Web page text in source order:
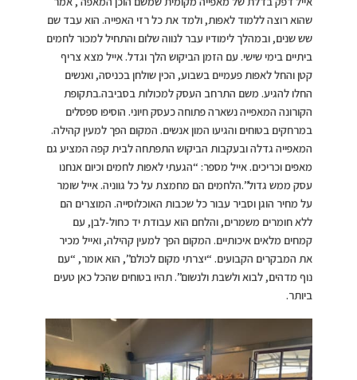
שהוא רוצה ללמוד לאפות, ולמד את כל רזי האפייה. הוא עבד שם
שש שנים, ובמהלך לימודיו עבר לנווה שלום והתחיל למכור לחמים
ביתיים בימי שישי. עם הזמן הביקוש הלך וגדל. אייל מצא צריף
קטן והחל לאפות פעמיים בשבוע, הכין שולחן בכניסה, ואנשים
החלו להגיע. משם התרחב העסק למכולות בסביבה.בתקופת
הקורונה המאפייה נשארה פתוחה כעסק חיוני. הוסיפו ספסלים
במרחקים בטוחים והגיעו המון אנשים. המקום הפך למעין קהילה.
המאפייה גדלה ובעקבות הביקוש התפתחה לבית קפה המציע גם
מאפים וכריכים. אייל מספר: “הגעתי לאפות לחמים וכיום אנחנו
עסק ממש גדול”.הלחמים הם מחמצת על כל גווניה. אייל שומר
על מחיר הוגן וסביר עבור כל שכבות האוכלוסייה. המוצרים הם
ללא חומרים משמרים, והלחם הוא עבודת יד כחול-לבן, עם
קמחים מלאים איכותיים. המקום הפך למעין קהילה, ואייל מכיר
את המבקרים הקבועים. “יצרתי מקום לכולם”, הוא אומר, “עם
נוף מדהים, לבוא ולשבת ולנשום”. תהיו בטוחים שהכל כאן טעים
ביותר.